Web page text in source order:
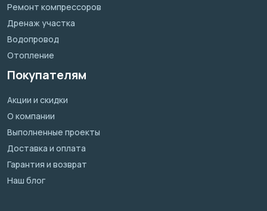
Ремонт компрессоров
Дренаж участка
Водопровод
Отопление
Покупателям
Акции и скидки
О компании
Выполненные проекты
Доставка и оплата
Гарантия и возврат
Наш блог